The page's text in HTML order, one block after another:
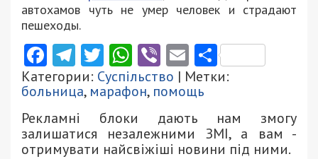
автохамов чуть не умер человек и страдают
пешеходы.
Facebook
Telegram
Twitter
WhatsApp
ViberEmail
Категории: Суспільство | Метки:
больница, марафон, помощь
Рекламні блоки дають нам змогу
залишатися незалежними ЗМІ, а вам -
отримувати найсвіжіші новини під ними.